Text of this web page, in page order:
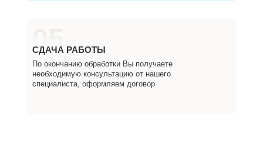
05
СДАЧА РАБОТЫ
По окончанию обработки Вы получаете
необходимую консультацию от нашего
специалиста, оформляем договор